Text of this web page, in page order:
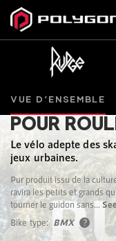
POUR
Le vélo adepte des
jeux urbaines.
Pur produit issu de la
ravira les petits et grands
tourner le guidon sans...
Bike type: BMX ?
VUE D’ENSEMBLE